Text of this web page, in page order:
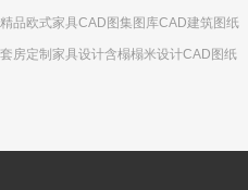
精品欧式家具CAD图集图库CAD建筑图纸
套房定制家具设计含榻榻米设计CAD图纸